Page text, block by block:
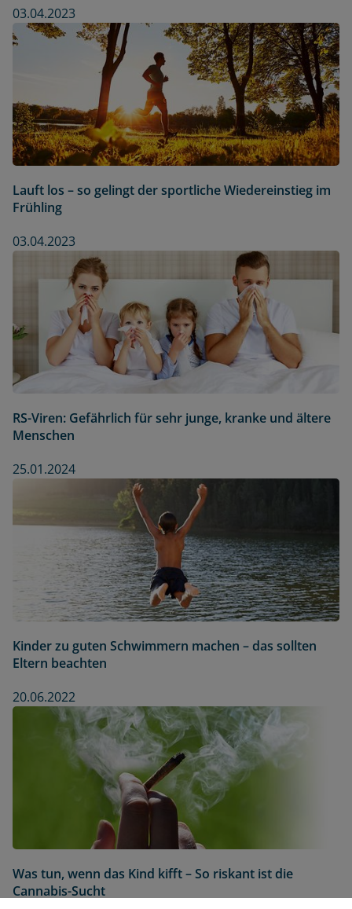
03.04.2023
Lauft los – so gelingt der sportliche Wiedereinstieg im
Frühling
03.04.2023
RS-Viren: Gefährlich für sehr junge, kranke und ältere
Menschen
25.01.2024
Kinder zu guten Schwimmern machen – das sollten
Eltern beachten
20.06.2022
Was tun, wenn das Kind kifft – So riskant ist die
Cannabis-Sucht